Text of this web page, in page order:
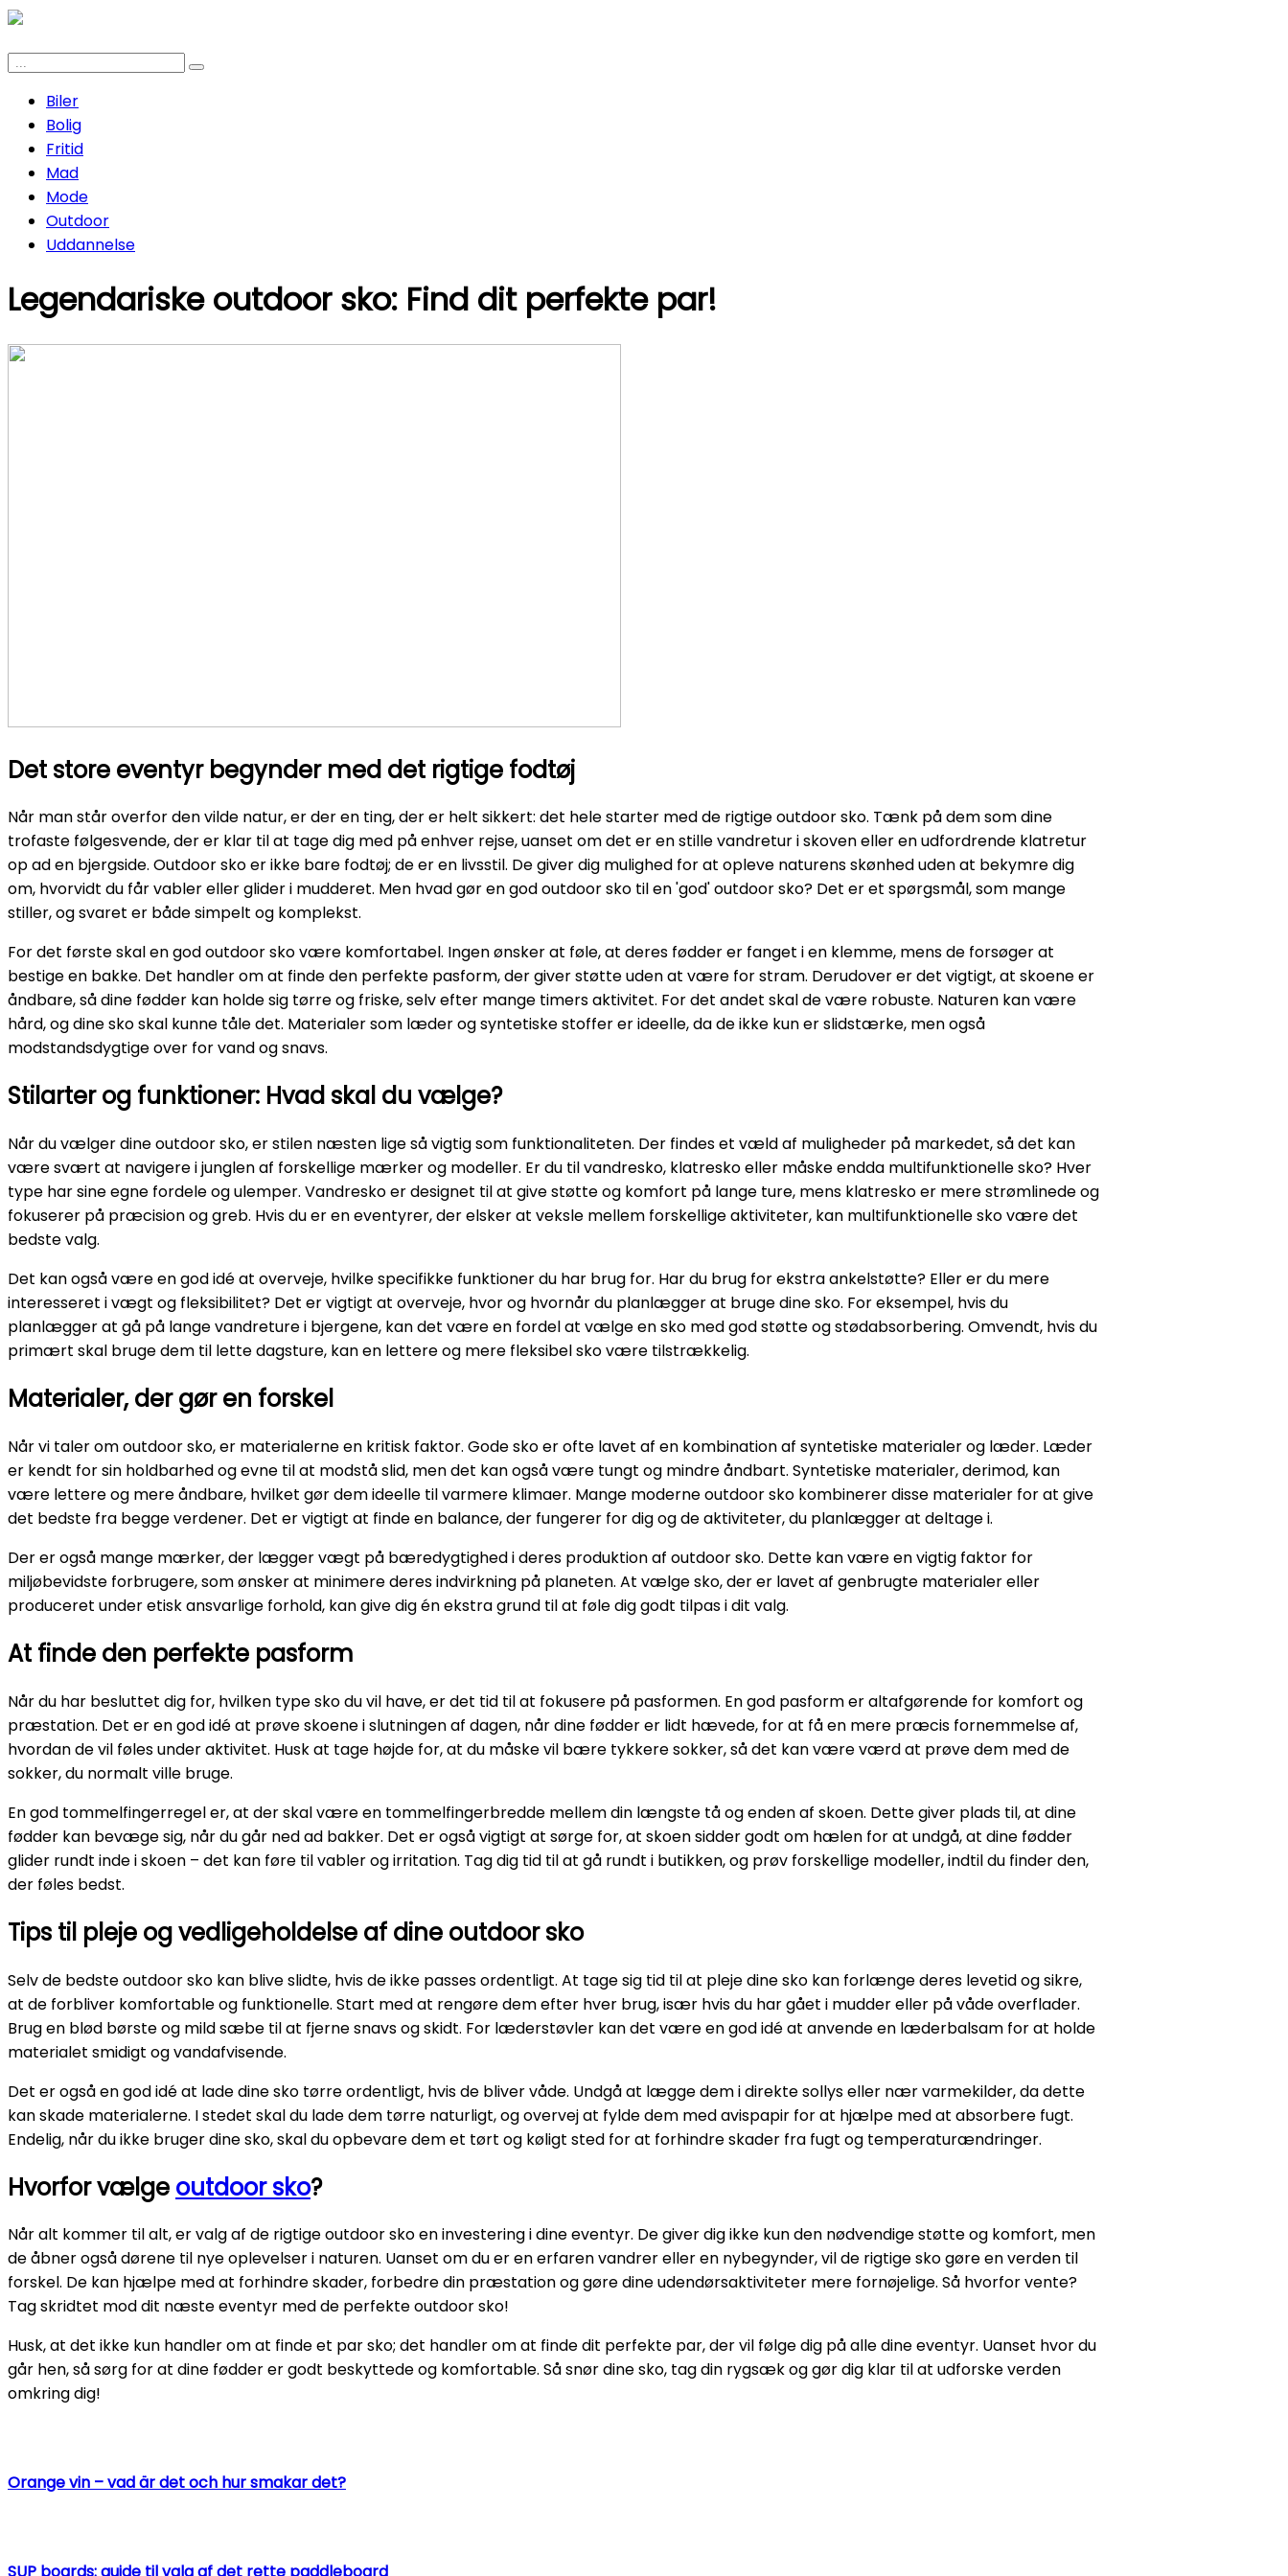
Biler
Bolig
Fritid
Mad
Mode
Outdoor
Uddannelse
Legendariske outdoor sko: Find dit perfekte par!
Det store eventyr begynder med det rigtige fodtøj
Når man står overfor den vilde natur, er der en ting, der er helt sikkert: det hele starter med de rigtige outdoor sko. Tænk på dem som dine
trofaste følgesvende, der er klar til at tage dig med på enhver rejse, uanset om det er en stille vandretur i skoven eller en udfordrende klatretur
op ad en bjergside. Outdoor sko er ikke bare fodtøj; de er en livsstil. De giver dig mulighed for at opleve naturens skønhed uden at bekymre dig
om, hvorvidt du får vabler eller glider i mudderet. Men hvad gør en god outdoor sko til en 'god' outdoor sko? Det er et spørgsmål, som mange
stiller, og svaret er både simpelt og komplekst.
For det første skal en god outdoor sko være komfortabel. Ingen ønsker at føle, at deres fødder er fanget i en klemme, mens de forsøger at
bestige en bakke. Det handler om at finde den perfekte pasform, der giver støtte uden at være for stram. Derudover er det vigtigt, at skoene er
åndbare, så dine fødder kan holde sig tørre og friske, selv efter mange timers aktivitet. For det andet skal de være robuste. Naturen kan være
hård, og dine sko skal kunne tåle det. Materialer som læder og syntetiske stoffer er ideelle, da de ikke kun er slidstærke, men også
modstandsdygtige over for vand og snavs.
Stilarter og funktioner: Hvad skal du vælge?
Når du vælger dine outdoor sko, er stilen næsten lige så vigtig som funktionaliteten. Der findes et væld af muligheder på markedet, så det kan
være svært at navigere i junglen af forskellige mærker og modeller. Er du til vandresko, klatresko eller måske endda multifunktionelle sko? Hver
type har sine egne fordele og ulemper. Vandresko er designet til at give støtte og komfort på lange ture, mens klatresko er mere strømlinede og
fokuserer på præcision og greb. Hvis du er en eventyrer, der elsker at veksle mellem forskellige aktiviteter, kan multifunktionelle sko være det
bedste valg.
Det kan også være en god idé at overveje, hvilke specifikke funktioner du har brug for. Har du brug for ekstra ankelstøtte? Eller er du mere
interesseret i vægt og fleksibilitet? Det er vigtigt at overveje, hvor og hvornår du planlægger at bruge dine sko. For eksempel, hvis du
planlægger at gå på lange vandreture i bjergene, kan det være en fordel at vælge en sko med god støtte og stødabsorbering. Omvendt, hvis du
primært skal bruge dem til lette dagsture, kan en lettere og mere fleksibel sko være tilstrækkelig.
Materialer, der gør en forskel
Når vi taler om outdoor sko, er materialerne en kritisk faktor. Gode sko er ofte lavet af en kombination af syntetiske materialer og læder. Læder
er kendt for sin holdbarhed og evne til at modstå slid, men det kan også være tungt og mindre åndbart. Syntetiske materialer, derimod, kan
være lettere og mere åndbare, hvilket gør dem ideelle til varmere klimaer. Mange moderne outdoor sko kombinerer disse materialer for at give
det bedste fra begge verdener. Det er vigtigt at finde en balance, der fungerer for dig og de aktiviteter, du planlægger at deltage i.
Der er også mange mærker, der lægger vægt på bæredygtighed i deres produktion af outdoor sko. Dette kan være en vigtig faktor for
miljøbevidste forbrugere, som ønsker at minimere deres indvirkning på planeten. At vælge sko, der er lavet af genbrugte materialer eller
produceret under etisk ansvarlige forhold, kan give dig én ekstra grund til at føle dig godt tilpas i dit valg.
At finde den perfekte pasform
Når du har besluttet dig for, hvilken type sko du vil have, er det tid til at fokusere på pasformen. En god pasform er altafgørende for komfort og
præstation. Det er en god idé at prøve skoene i slutningen af dagen, når dine fødder er lidt hævede, for at få en mere præcis fornemmelse af,
hvordan de vil føles under aktivitet. Husk at tage højde for, at du måske vil bære tykkere sokker, så det kan være værd at prøve dem med de
sokker, du normalt ville bruge.
En god tommelfingerregel er, at der skal være en tommelfingerbredde mellem din længste tå og enden af skoen. Dette giver plads til, at dine
fødder kan bevæge sig, når du går ned ad bakker. Det er også vigtigt at sørge for, at skoen sidder godt om hælen for at undgå, at dine fødder
glider rundt inde i skoen – det kan føre til vabler og irritation. Tag dig tid til at gå rundt i butikken, og prøv forskellige modeller, indtil du finder den,
der føles bedst.
Tips til pleje og vedligeholdelse af dine outdoor sko
Selv de bedste outdoor sko kan blive slidte, hvis de ikke passes ordentligt. At tage sig tid til at pleje dine sko kan forlænge deres levetid og sikre,
at de forbliver komfortable og funktionelle. Start med at rengøre dem efter hver brug, især hvis du har gået i mudder eller på våde overflader.
Brug en blød børste og mild sæbe til at fjerne snavs og skidt. For læderstøvler kan det være en god idé at anvende en læderbalsam for at holde
materialet smidigt og vandafvisende.
Det er også en god idé at lade dine sko tørre ordentligt, hvis de bliver våde. Undgå at lægge dem i direkte sollys eller nær varmekilder, da dette
kan skade materialerne. I stedet skal du lade dem tørre naturligt, og overvej at fylde dem med avispapir for at hjælpe med at absorbere fugt.
Endelig, når du ikke bruger dine sko, skal du opbevare dem et tørt og køligt sted for at forhindre skader fra fugt og temperaturændringer.
Hvorfor vælge outdoor sko?
Når alt kommer til alt, er valg af de rigtige outdoor sko en investering i dine eventyr. De giver dig ikke kun den nødvendige støtte og komfort, men
de åbner også dørene til nye oplevelser i naturen. Uanset om du er en erfaren vandrer eller en nybegynder, vil de rigtige sko gøre en verden til
forskel. De kan hjælpe med at forhindre skader, forbedre din præstation og gøre dine udendørsaktiviteter mere fornøjelige. Så hvorfor vente?
Tag skridtet mod dit næste eventyr med de perfekte outdoor sko!
Husk, at det ikke kun handler om at finde et par sko; det handler om at finde dit perfekte par, der vil følge dig på alle dine eventyr. Uanset hvor du
går hen, så sørg for at dine fødder er godt beskyttede og komfortable. Så snør dine sko, tag din rygsæk og gør dig klar til at udforske verden
omkring dig!
Orange vin – vad är det och hur smakar det?
SUP boards: guide til valg af det rette paddleboard